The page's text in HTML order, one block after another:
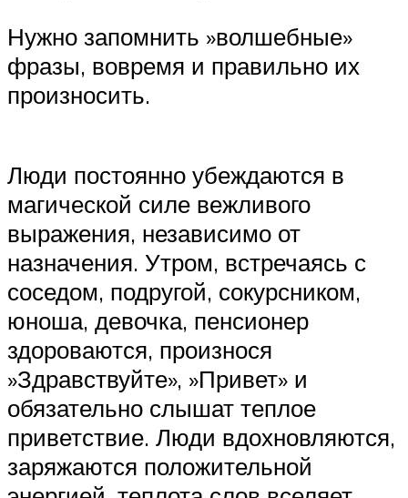
Нужно запомнить »волшебные»
фразы, вовремя и правильно их
произносить.
Люди постоянно убеждаются в
магической силе вежливого
выражения, независимо от
назначения. Утром, встречаясь с
соседом, подругой, сокурсником,
юноша, девочка, пенсионер
здороваются, произнося
»Здравствуйте», »Привет» и
обязательно слышат теплое
приветствие. Люди вдохновляются,
заряжаются положительной